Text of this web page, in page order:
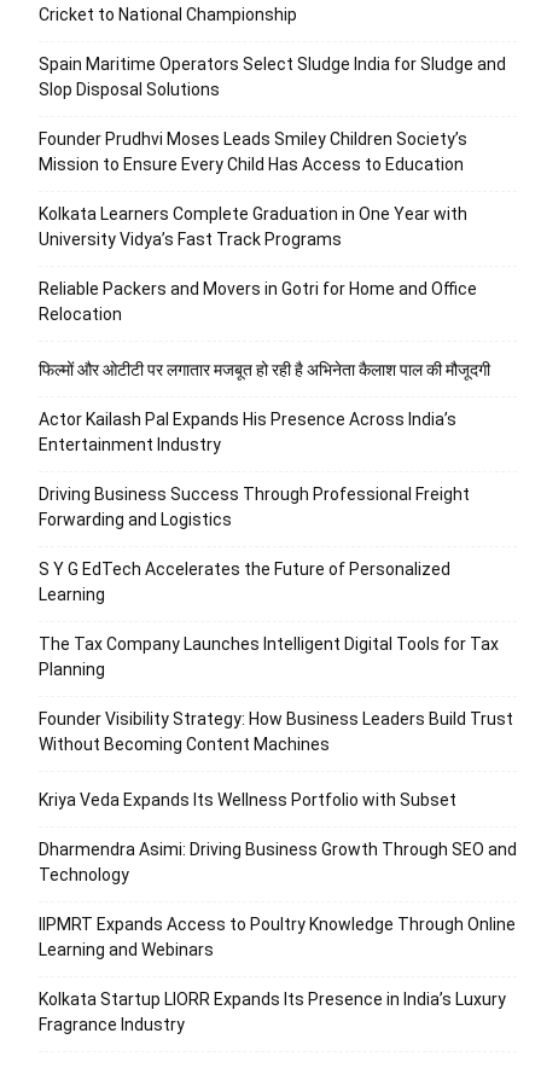
Cricket to National Championship
Spain Maritime Operators Select Sludge India for Sludge and
Slop Disposal Solutions
Founder Prudhvi Moses Leads Smiley Children Society’s
Mission to Ensure Every Child Has Access to Education
Kolkata Learners Complete Graduation in One Year with
University Vidya’s Fast Track Programs
Reliable Packers and Movers in Gotri for Home and Office
Relocation
फिल्मों और ओटीटी पर लगातार मजबूत हो रही है अभिनेता कैलाश पाल की मौजूदगी
Actor Kailash Pal Expands His Presence Across India’s
Entertainment Industry
Driving Business Success Through Professional Freight
Forwarding and Logistics
S Y G EdTech Accelerates the Future of Personalized
Learning
The Tax Company Launches Intelligent Digital Tools for Tax
Planning
Founder Visibility Strategy: How Business Leaders Build Trust
Without Becoming Content Machines
Kriya Veda Expands Its Wellness Portfolio with Subset
Dharmendra Asimi: Driving Business Growth Through SEO and
Technology
IIPMRT Expands Access to Poultry Knowledge Through Online
Learning and Webinars
Kolkata Startup LIORR Expands Its Presence in India’s Luxury
Fragrance Industry